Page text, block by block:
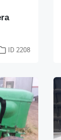
ID 2208